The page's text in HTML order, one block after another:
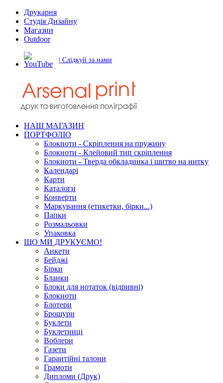
Друкарня
Студія Дизайну
Магазин
Outdoor
| Слідкуй за нами
НАШ МАГАЗИН
ПОРТФОЛІО
Блокноти - Скріплення на пружину
Блокноти - Клейовий тип скріплення
Блокноти - Тверда обкладинка і шитво на нитку
Календарі
Карти
Каталоги
Конверти
Маркування (етикетки, бірки...)
Папки
Розмальовки
Упаковка
ЩО МИ ДРУКУЄМО!
Анкети
Бейджі
Бірки
Бланки
Блоки для нотаток (відривні)
Блокноти
Блотери
Брошури
Буклети
Буклетниці
Воблери
Газети
Гарантійні талони
Грамоти
Дипломи (Друк)